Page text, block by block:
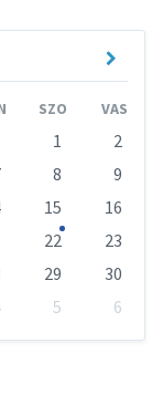
SZO VAS
1
2
8
9
15
16
22
23
29
30
5
6